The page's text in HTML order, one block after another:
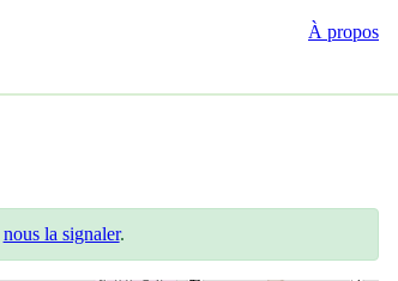
À propos
nous la signaler.